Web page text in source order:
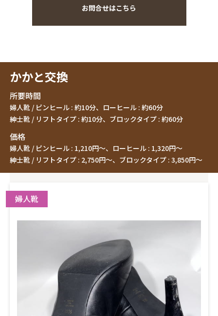
お問合せはこちら
かかと交換
所要時間
婦人靴 / ピンヒール : 約10分、 ローヒール : 約60分
紳士靴 / リフトタイプ : 約10分、 ブロックタイプ : 約60分
価格
婦人靴 / ピンヒール : 1,210円〜、 ローヒール : 1,320円〜
紳士靴 / リフトタイプ : 2,750円〜、 ブロックタイプ : 3,850円〜
婦人靴